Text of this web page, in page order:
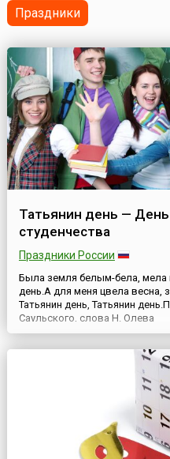
Праздники
Татьянин день — День
студенчества
Праздники России
Была земля белым-бела, мела
день.А для меня цвела весна,
Татьянин день, Татьянин
Саульского, слова Н. Олева
Трудно, наверное, отыскать в
25 января. Указ Президента